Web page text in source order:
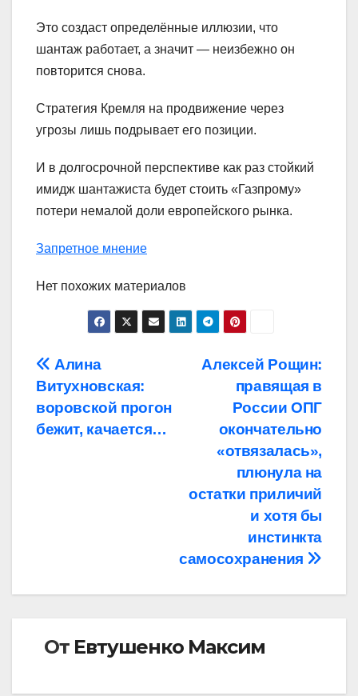
Это создаст определённые иллюзии, что
шантаж работает, а значит — неизбежно он
повторится снова.
Стратегия Кремля на продвижение через
угрозы лишь подрывает его позиции.
И в долгосрочной перспективе как раз стойкий
имидж шантажиста будет стоить «Газпрому»
потери немалой доли европейского рынка.
Запретное мнение
Нет похожих материалов
Навигация
по
записям
Алексей Рощин:
правящая в
России ОПГ
окончательно
«отвязалась»,
плюнула на
остатки приличий
и хотя бы
инстинкта
самосохранения
Алина
Витухновская:
воровской прогон
бежит, качается…
От Евтушенко Максим